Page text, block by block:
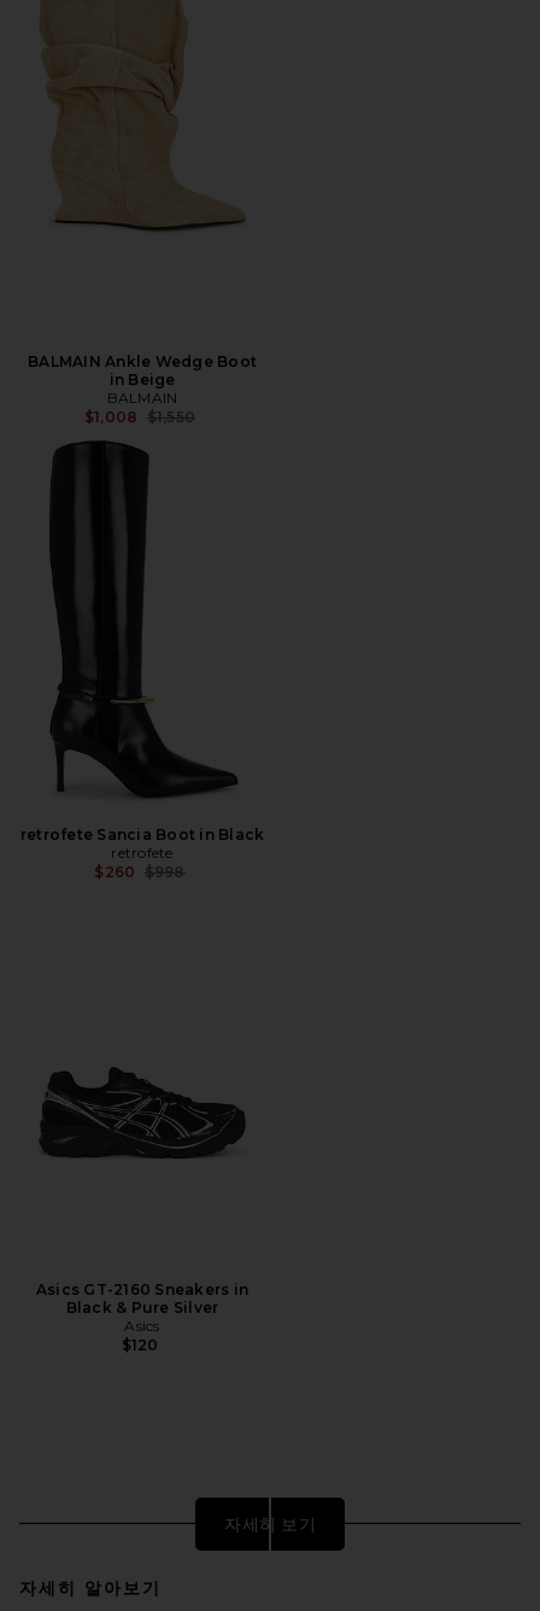
BALMAIN Ankle Wedge Boot
in Beige
BALMAIN
$1,008 전 가격:
$1,550
retrofete Sancia Boot in Black
retrofete
$260 전 가격:
$998
Asics GT-2160 Sneakers in
Black & Pure Silver
Asics
$120
자세히 보기
자세히 알아보기